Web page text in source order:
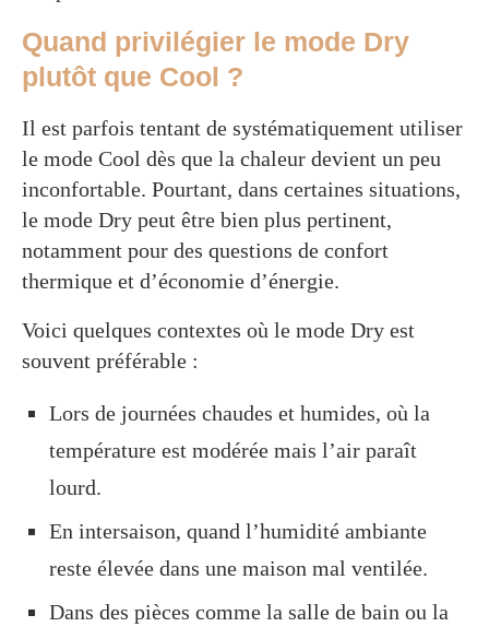
Quand privilégier le mode Dry
plutôt que Cool ?
Il est parfois tentant de systématiquement utiliser
le mode Cool dès que la chaleur devient un peu
inconfortable. Pourtant, dans certaines situations,
le mode Dry peut être bien plus pertinent,
notamment pour des questions de confort
thermique et d’économie d’énergie.
Voici quelques contextes où le mode Dry est
souvent préférable :
Lors de journées chaudes et humides, où la
température est modérée mais l’air paraît
lourd.
En intersaison, quand l’humidité ambiante
reste élevée dans une maison mal ventilée.
Dans des pièces comme la salle de bain ou la